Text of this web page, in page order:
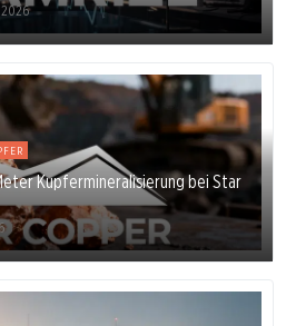
2026
Kupfermineralisierung bei Star